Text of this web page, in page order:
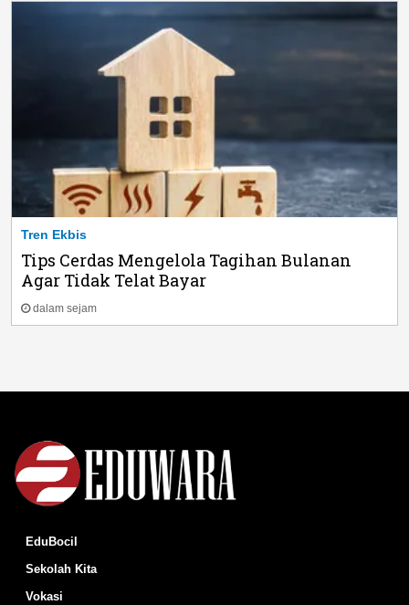
Tren Ekbis
Tips Cerdas Mengelola Tagihan Bulanan
Agar Tidak Telat Bayar
dalam sejam
EduBocil
Sekolah Kita
Vokasi